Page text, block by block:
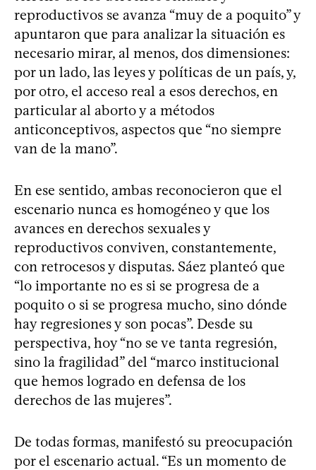
reproductivos se avanza “muy de a poquito” y
apuntaron que para analizar la situación es
necesario mirar, al menos, dos dimensiones:
por un lado, las leyes y políticas de un país, y,
por otro, el acceso real a esos derechos, en
particular al aborto y a métodos
anticonceptivos, aspectos que “no siempre
van de la mano”.
En ese sentido, ambas reconocieron que el
escenario nunca es homogéneo y que los
avances en derechos sexuales y
reproductivos conviven, constantemente,
con retrocesos y disputas. Sáez planteó que
“lo importante no es si se progresa de a
poquito o si se progresa mucho, sino dónde
hay regresiones y son pocas”. Desde su
perspectiva, hoy “no se ve tanta regresión,
sino la fragilidad” del “marco institucional
que hemos logrado en defensa de los
derechos de las mujeres”.
De todas formas, manifestó su preocupación
por el escenario actual. “Es un momento de